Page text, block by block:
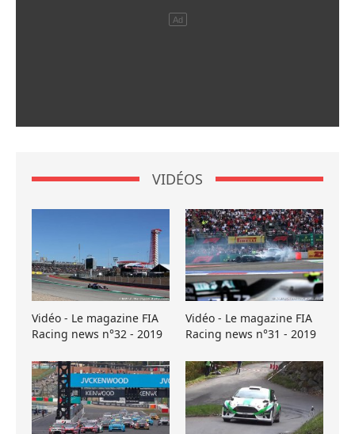
VIDÉOS
Vidéo - Le magazine FIA
Racing news n°32 - 2019
Vidéo - Le magazine FIA
Racing news n°31 - 2019